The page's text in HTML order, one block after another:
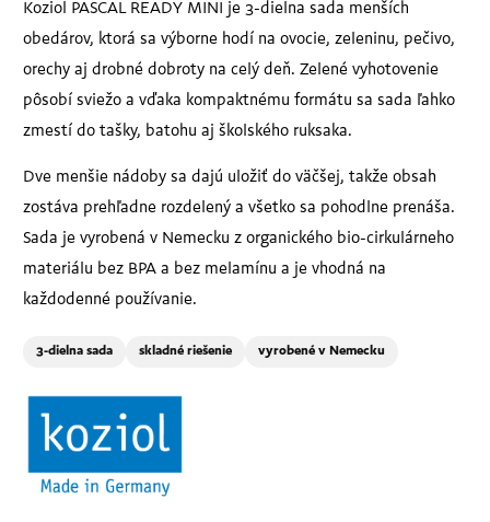
Koziol PASCAL READY MINI je 3-dielna sada menších
obedárov, ktorá sa výborne hodí na ovocie, zeleninu, pečivo,
orechy aj drobné dobroty na celý deň. Zelené vyhotovenie
pôsobí sviežo a vďaka kompaktnému formátu sa sada ľahko
zmestí do tašky, batohu aj školského ruksaka.
Dve menšie nádoby sa dajú uložiť do väčšej, takže obsah
zostáva prehľadne rozdelený a všetko sa pohodlne prenáša.
Sada je vyrobená v Nemecku z organického bio-cirkulárneho
materiálu bez BPA a bez melamínu a je vhodná na
každodenné používanie.
3-dielna sada skladné riešenie vyrobené v Nemecku